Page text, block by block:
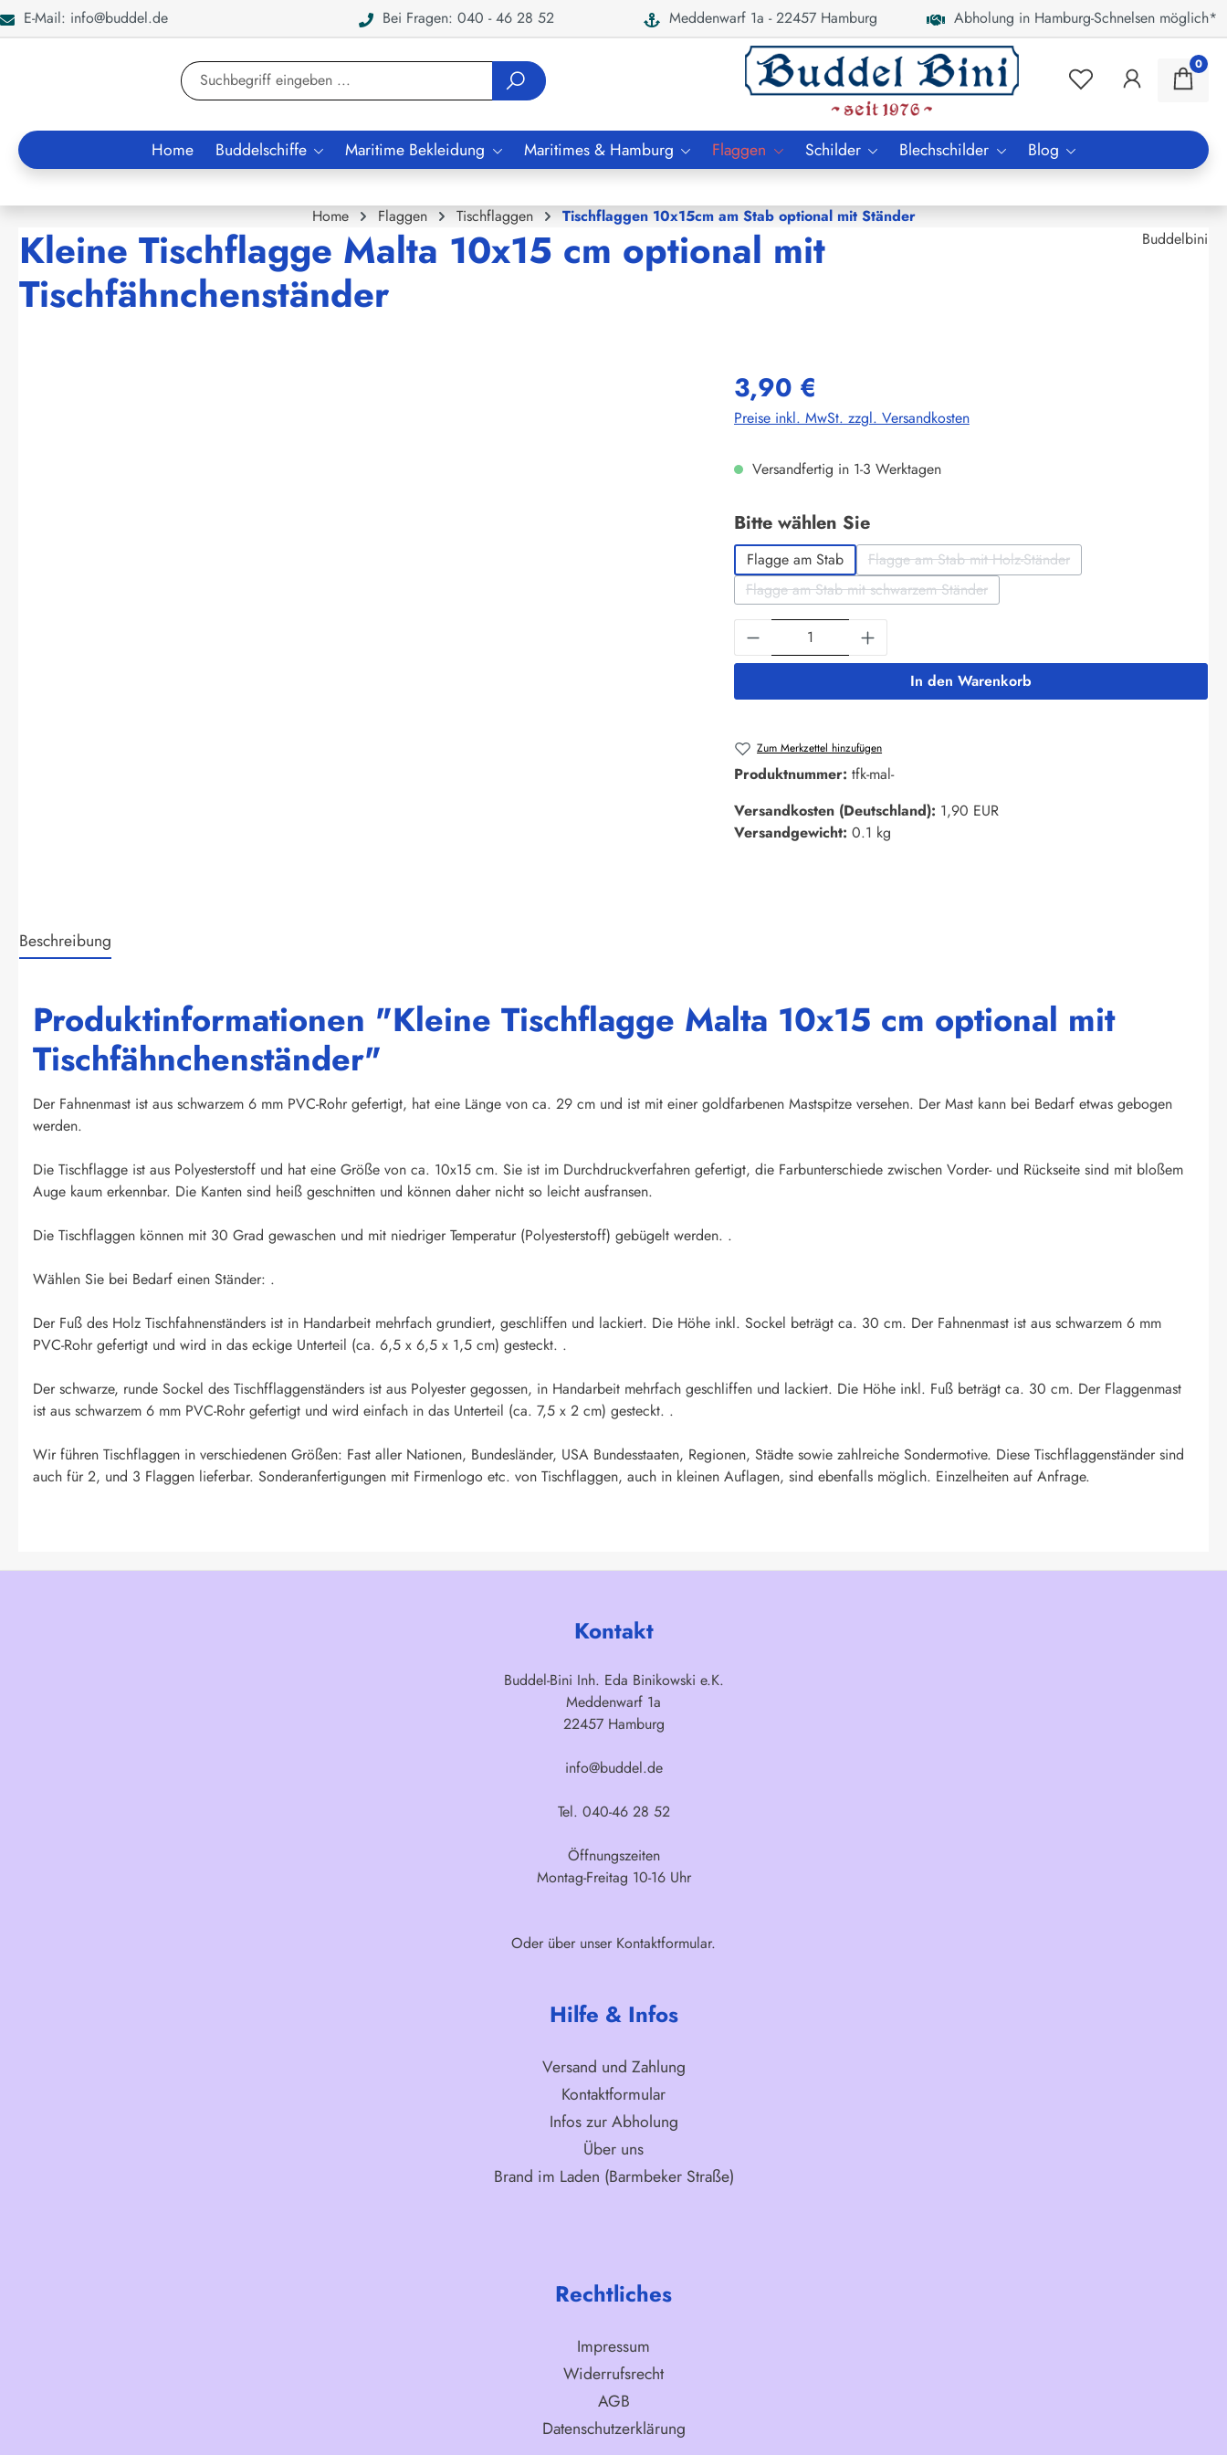
Zur Suche springen
E-Mail: info@buddel.de Bei Fragen: 040 - 46 28 52 Meddenwarf 1a - 22457 Hamburg Abholung in Hamburg-Schnelsen möglich*
0
Home Buddelschiffe Maritime Bekleidung Maritimes & Hamburg Flaggen Schilder Blechschilder Blog
Home Flaggen Tischflaggen Tischflaggen 10x15cm am Stab optional mit Ständer
Kleine Tischflagge Malta 10x15 cm optional mit
Tischfähnchenständer
Buddelbini
3,90 €
Preise inkl. MwSt. zzgl. Versandkosten
Versandfertig in 1-3 Werktagen
Bitte wählen Sieauswählen
Flagge am Stab Flagge am Stab mit Holz-Ständer
(Diese Option ist zurzeit nicht verfügbar.)
Flagge am Stab mit schwarzem Ständer
(Diese Option ist zurzeit nicht verfügbar.)
Produkt Anzahl: Gib den gewünschten Wert ein
In den Warenkorb
Zum Merkzettel hinzufügen
Produktnummer: tfk-mal-
Versandkosten (Deutschland): 1,90 EUR
Versandgewicht: 0.1 kg
Beschreibung
Produktinformationen "Kleine Tischflagge Malta 10x15 cm optional mit
Tischfähnchenständer"
Der Fahnenmast ist aus schwarzem 6 mm PVC-Rohr gefertigt, hat eine Länge von ca. 29 cm und ist mit einer goldfarbenen Mastspitze versehen. Der Mast kann bei Bedarf etwas gebogen
werden.
Die Tischflagge ist aus Polyesterstoff und hat eine Größe von ca. 10x15 cm. Sie ist im Durchdruckverfahren gefertigt, die Farbunterschiede zwischen Vorder- und Rückseite sind mit bloßem
Auge kaum erkennbar. Die Kanten sind heiß geschnitten und können daher nicht so leicht ausfransen.
Die Tischflaggen können mit 30 Grad gewaschen und mit niedriger Temperatur (Polyesterstoff) gebügelt werden. .
Wählen Sie bei Bedarf einen Ständer: .
Der Fuß des Holz Tischfahnenständers ist in Handarbeit mehrfach grundiert, geschliffen und lackiert. Die Höhe inkl. Sockel beträgt ca. 30 cm. Der Fahnenmast ist aus schwarzem 6 mm
PVC-Rohr gefertigt und wird in das eckige Unterteil (ca. 6,5 x 6,5 x 1,5 cm) gesteckt. .
Der schwarze, runde Sockel des Tischfflaggenständers ist aus Polyester gegossen, in Handarbeit mehrfach geschliffen und lackiert. Die Höhe inkl. Fuß beträgt ca. 30 cm. Der Flaggenmast
ist aus schwarzem 6 mm PVC-Rohr gefertigt und wird einfach in das Unterteil (ca. 7,5 x 2 cm) gesteckt. .
Wir führen Tischflaggen in verschiedenen Größen: Fast aller Nationen, Bundesländer, USA Bundesstaaten, Regionen, Städte sowie zahlreiche Sondermotive. Diese Tischflaggenständer sind
auch für 2, und 3 Flaggen lieferbar. Sonderanfertigungen mit Firmenlogo etc. von Tischflaggen, auch in kleinen Auflagen, sind ebenfalls möglich. Einzelheiten auf Anfrage.
Kontakt
Buddel-Bini Inh. Eda Binikowski e.K.
Meddenwarf 1a
22457 Hamburg
info@buddel.de
Tel. 040-46 28 52
Öffnungszeiten
Montag-Freitag 10-16 Uhr
Oder über unser Kontaktformular.
Hilfe & Infos
Versand und Zahlung
Kontaktformular
Infos zur Abholung
Über uns
Brand im Laden (Barmbeker Straße)
Rechtliches
Impressum
Widerrufsrecht
AGB
Datenschutzerklärung